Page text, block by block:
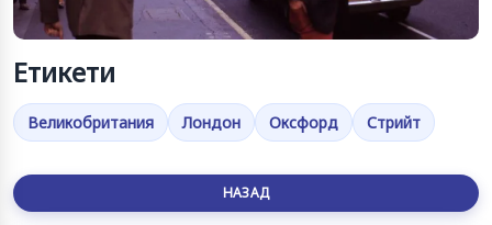
Етикети
Великобритания Лондон Оксфорд Стрийт
НАЗАД